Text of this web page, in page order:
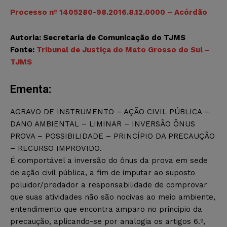
Processo nº 1405280-98.2016.8.12.0000 – Acórdão
Autoria: Secretaria de Comunicação do TJMS
Fonte: Tribunal de Justiça do Mato Grosso do Sul –
TJMS
Ementa:
AGRAVO DE INSTRUMENTO – AÇÃO CIVIL PÚBLICA –
DANO AMBIENTAL – LIMINAR – INVERSÃO ÔNUS
PROVA – POSSIBILIDADE – PRINCÍPIO DA PRECAUÇÃO
– RECURSO IMPROVIDO.
É comportável a inversão do ônus da prova em sede
de ação civil pública, a fim de imputar ao suposto
poluidor/predador a responsabilidade de comprovar
que suas atividades não são nocivas ao meio ambiente,
entendimento que encontra amparo no principio da
precaução, aplicando-se por analogia os artigos 6.º,